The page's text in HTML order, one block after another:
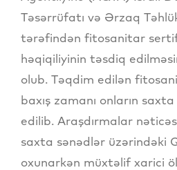
Təsərrüfatı və Ərzaq
tərəfindən fitosanitar
həqiqiliyinin təsdiq
olub. Təqdim edilən
baxış zamanı onların
edilib. Araşdırmalar
saxta sənədlər üzərindəki
oxunarkən müxtəlif xarici